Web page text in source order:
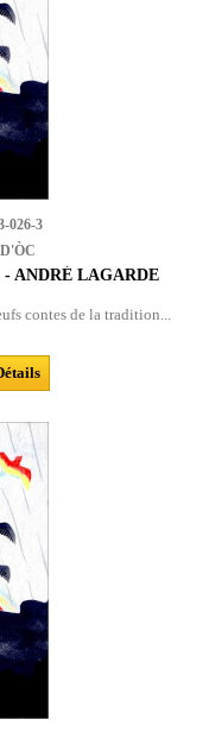
026-3
- ANDRÉ LAGARDE
contes de la tradition...